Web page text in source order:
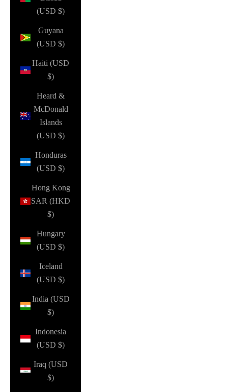
(USD $)
Guyana
(USD $)
Haiti (USD
$)
Heard &
McDonald
Islands
(USD $)
Honduras
(USD $)
Hong Kong
SAR (HKD
$)
Hungary
(USD $)
Iceland
(USD $)
India (USD
$)
Indonesia
(USD $)
Iraq (USD
$)